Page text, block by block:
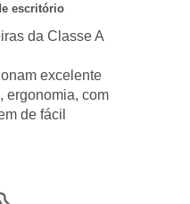
escritório
da Classe A
excelente
ergonomia, com
de fácil